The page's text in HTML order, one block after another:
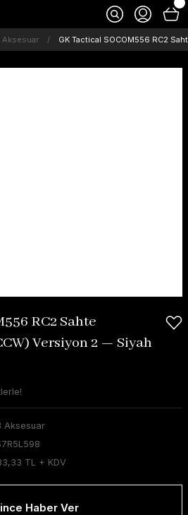
Aksesuar GK Tactical SOCOM556 RC2
RC2 Sahte
Versiyon 2 — Siyah
Aksesuar
TL + KDV
Haber Ver